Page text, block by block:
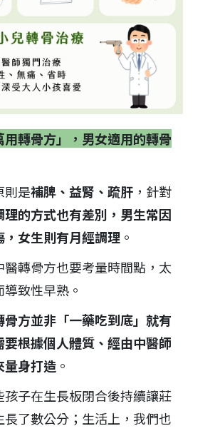
轉骨方」，男女適用的轉骨
則是補脾、益腎、疏肝 ，針對
理的方式也有差別，男生常因
，女生則有月經調理 。
醫轉骨方也要考量時間點，太
致性早熟。
骨方並非「一藥吃到底」就有
要根據個人體質、經由中醫師
量身打造 。
孩子在生長板閉合後持續讓莊
了數公分；生活上，我們也